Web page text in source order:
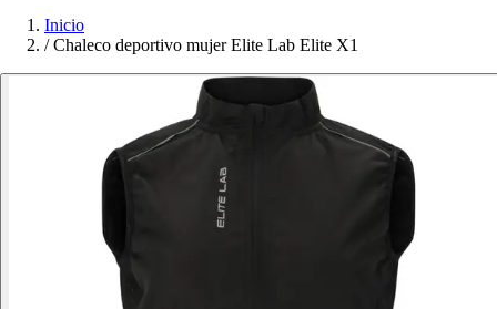
Inicio
/ Chaleco deportivo mujer Elite Lab Elite X1